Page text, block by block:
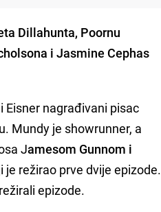
Dillahunta, Poornu
i Jasmine Cephas
Eisner nagrađivani pisac
Mundy je showrunner, a
Jamesom Gunnom i
je režirao prve dvije epizode.
epizode.